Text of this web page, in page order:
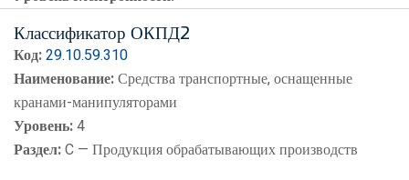
Классификатор ОКПД2
Код:29.10.59.310
Наименование:Средства транспортные, оснащенные
кранами-манипуляторами
Уровень:4
Раздел:C — Продукция обрабатывающих производств